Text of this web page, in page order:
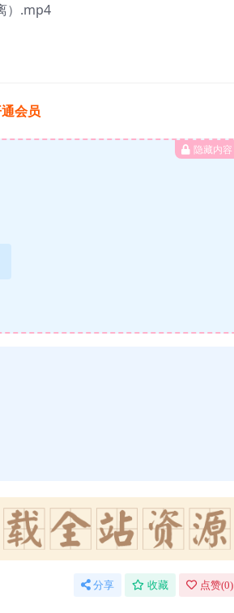
）.mp4
会员
隐藏内容
分享 收藏 点赞(0)